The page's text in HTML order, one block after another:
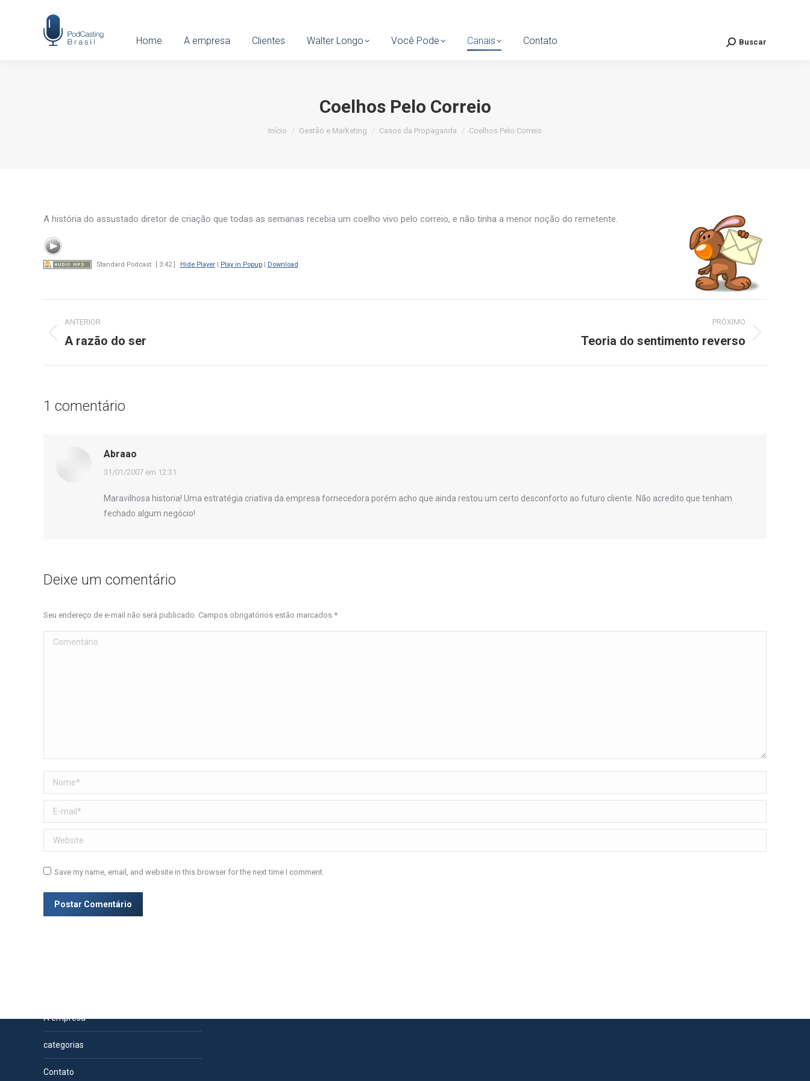
Home A empresa Clientes Walter Longo Você Pode Canais Contato Search:
Buscar
Coelhos Pelo Correio
Você está aqui:
Início Gestão e Marketing Casos da Propaganda Coelhos Pelo Correio
A história do assustado diretor de criação que todas as semanas recebia um coelho vivo pelo correio, e não tinha a menor noção do remetente.
Standard Podcast [ 3:42 ] Hide Player| Play in Popup| Download
de
post:
ANTERIOR
Post
A razão do ser
PRÓXIMO
Teoria do sentimento reverso
1 comentário
Abraao
disse:
31/01/2007 em 12:31
Maravilhosa historia! Uma estratégia criativa da empresa fornecedora porém acho que ainda restou um certo desconforto ao futuro cliente. Não acredito que tenham
fechado algum negócio!
Deixe um comentário
Seu endereço de e-mail não será publicado. Campos obrigatórios estão marcados *
Comentário
Nome *
E-mail *
Website
Save my name, email, and website in this browser for the next time I comment.
Postar Comentário
A empresa
categorias
Contato
Home A empresa Clientes Walter Longo Você Pode Canais Contato Search:
Buscar